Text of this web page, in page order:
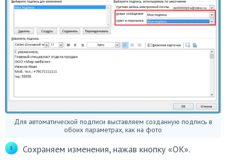
Для автоматической подписи выставляем созданную подпись в
обоих параметрах, как на фото
Сохраняем изменения, нажав кнопку «ОК».